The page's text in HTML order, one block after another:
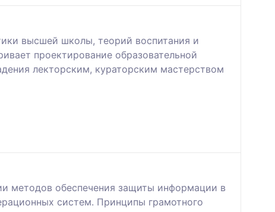
высшей школы, теорий воспитания и
проектирование образовательной
лекторским, кураторским мастерством
методов обеспечения защиты информации в
систем. Принципы грамотного